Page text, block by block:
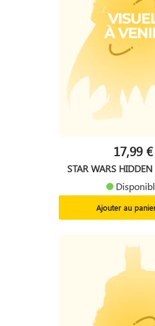
17,99 €
STAR WARS HIDDEN
Ajouter au